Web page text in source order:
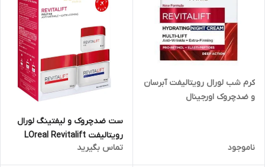
کرم شب لورال رویتالیفت آبرسان
و ضدچروک اورجینال
ناموجود
ست ضدچروک و لیفتینگ لورال
رویتالیفت LOreal Revitalift
تماس بگیرید